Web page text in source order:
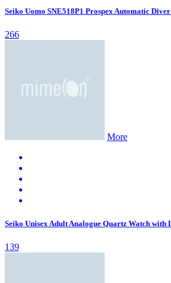
Seiko Uomo SNE518P1 Prospex Automatic
266
More
Seiko Unisex Adult Analogue Quartz Watch with
139